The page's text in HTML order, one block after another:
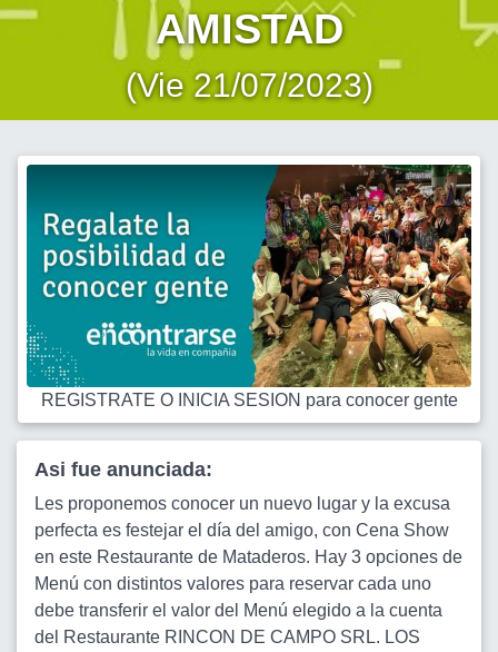
AMISTAD
(Vie 21/07/2023)
REGISTRATE O INICIA SESION para conocer gente
Asi fue anunciada:
Les proponemos conocer un nuevo lugar y la excusa
perfecta es festejar el día del amigo, con Cena Show
en este Restaurante de Mataderos. Hay 3 opciones de
Menú con distintos valores para reservar cada uno
debe transferir el valor del Menú elegido a la cuenta
del Restaurante RINCON DE CAMPO SRL. LOS